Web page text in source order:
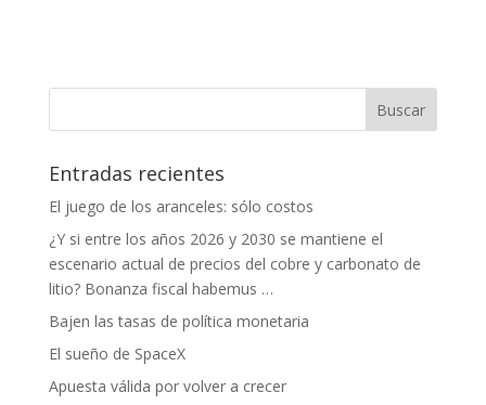
b
k
e p
r
Entradas recientes
El juego de los aranceles: sólo costos
¿Y si entre los años 2026 y 2030 se mantiene el
escenario actual de precios del cobre y carbonato de
litio? Bonanza fiscal habemus …
Bajen las tasas de política monetaria
El sueño de SpaceX
Apuesta válida por volver a crecer